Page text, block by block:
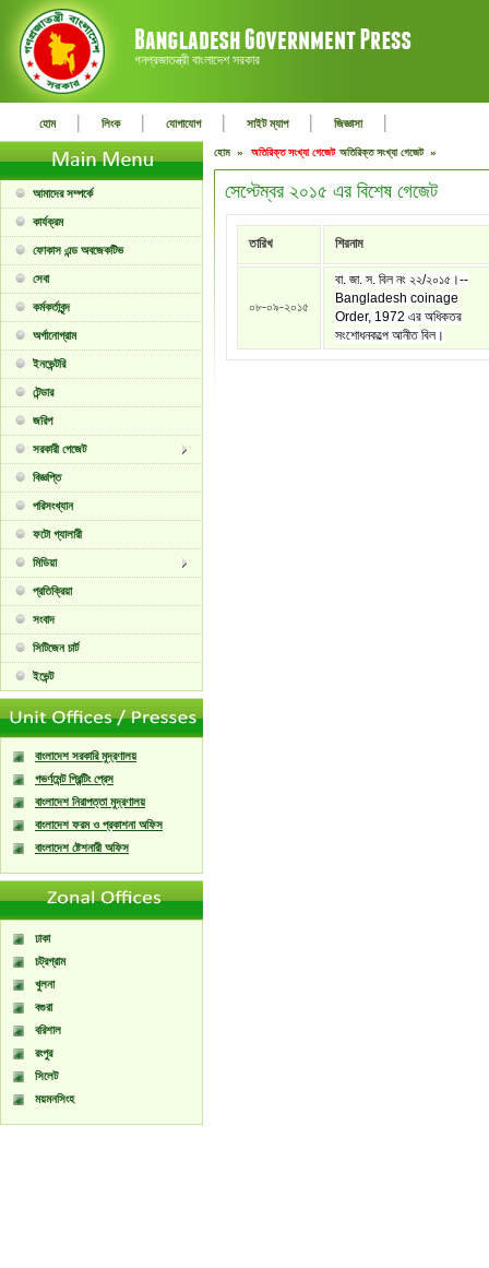
গনপ্রজাতন্ত্রী বাংলাদেশ সরকার
হোম | লিংক | যোগাযোগ | সাইট ম্যাপ | জিজ্ঞাসা |
আমাদের সম্পর্কে
কার্যক্রম
ফোকাস এন্ড অবজেকটিভ
সেবা
কর্মকর্তাবৃন্দ
অর্গানোগ্রাম
ইনভেন্টরি
টেন্ডার
জরিপ
সরকারী গেজেট
বিজ্ঞপ্তি
পরিসংখ্যান
ফটো গ্যালারী
মিডিয়া
প্রতিক্রিয়া
সংবাদ
সিটিজেন চার্ট
ইভেন্ট
বাংলাদেশ সরকারি মুদ্রণালয়
গভর্ণমেন্ট প্রিন্টিং প্রেস
বাংলাদেশ নিরাপত্তা মুদ্রণালয়
বাংলাদেশ ফরম ও প্রকাশনা অফিস
বাংলাদেশ ষ্টেশনারী অফিস
ঢাকা
চট্রগ্রাম
খুলনা
বগুরা
বরিশাল
রংপুর
সিলেট
ময়মনসিংহ
হোম » অতিরিক্ত সংখ্যা গেজেট অতিরিক্ত সংখ্যা গেজেট »
সেপ্টেম্বর ২০১৫ এর বিশেষ গেজেট
তারিখ শিরনাম
০৮-০৯-২০১৫
বা. জা. স. বিল নং ২২/২০১৫।--
Bangladesh coinage
Order, 1972 এর অধিকতর
সংশোধনকল্পে আনীত বিল।